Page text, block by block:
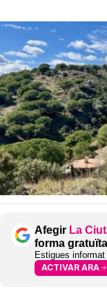
Afegir La
forma gratuïta
Estigues
ACTIVAR ARA